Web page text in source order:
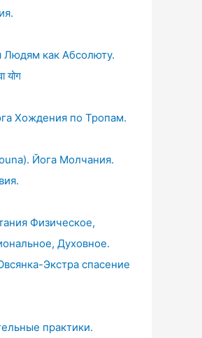
Людям как Абсолюту.
योग
Хождения по Тропам.
Йога Молчания.
Физическое,
Духовное.
Экстра спасение
практики.